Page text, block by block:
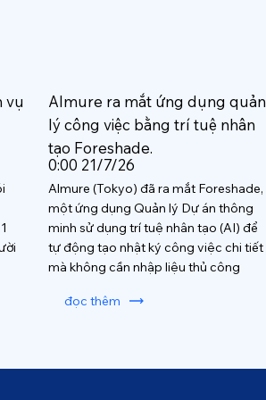
vụ
Almure ra mắt ứng dụng quản
lý công việc bằng trí tuệ nhân
tạo Foreshade.
0:00 21/7/26
Almure (Tokyo) đã ra mắt Foreshade,
một ứng dụng Quản lý Dự án thông
minh sử dụng trí tuệ nhân tạo (AI) để
tự động tạo nhật ký công việc chi tiết
mà không cần nhập liệu thủ công
đọc thêm